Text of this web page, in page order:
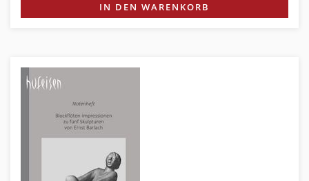
IN DEN WARENKORB